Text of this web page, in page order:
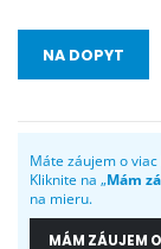
NA DOPYT
Máte záujem o
Kliknite na „Mám
na mieru.
MÁM ZÁUJEM